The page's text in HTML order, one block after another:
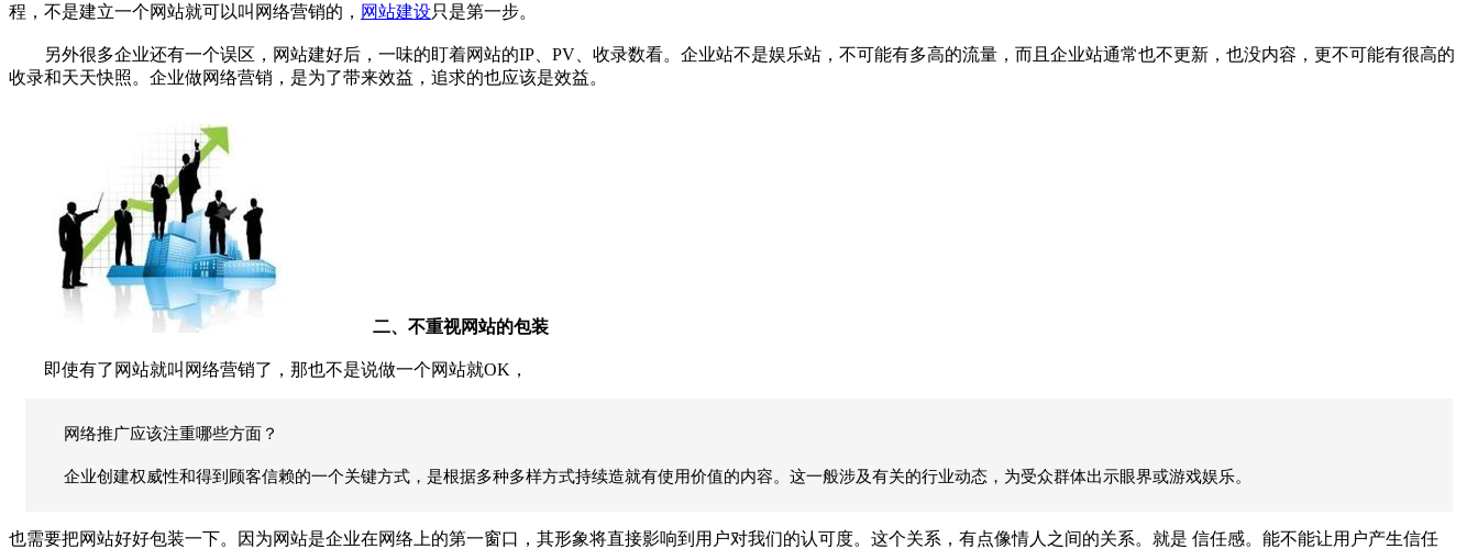
程，不是建立一个网站就可以叫网络营销的， 网站建设只是第一步。
另外很多企业还有一个误区，网站建好后，一味的盯着网站的IP、PV、收录数看。企业站不是娱乐站，不可能有多高的流量，而且企业站通常也不更新，也没内容，更不可能有很高的
收录和天天快照。企业做网络营销，是为了带来效益，追求的也应该是效益。
二、不重视网站的包装
即使有了网站就叫网络营销了，那也不是说做一个网站就OK，
网络推广应该注重哪些方面？
企业创建权威性和得到顾客信赖的一个关键方式，是根据多种多样方式持续造就有使用价值的内容。这一般涉及有关的行业动态，为受众群体出示眼界或游戏娱乐。
也需要把网站好好包装一下。因为网站是企业在网络上的第一窗口，其形象将直接影响到用户对我们的认可度。这个关系，有点像情人之间的关系。就是 信任感。能不能让用户产生信任